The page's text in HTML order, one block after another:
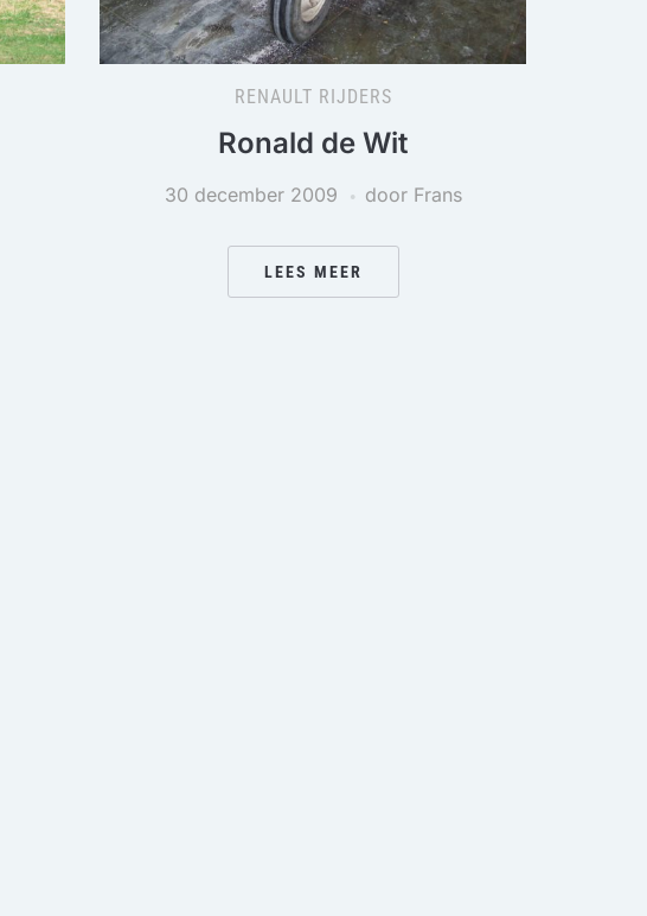
RENAULT RIJDERS
Ronald de Wit
30 december 2009 door Frans
LEES MEER